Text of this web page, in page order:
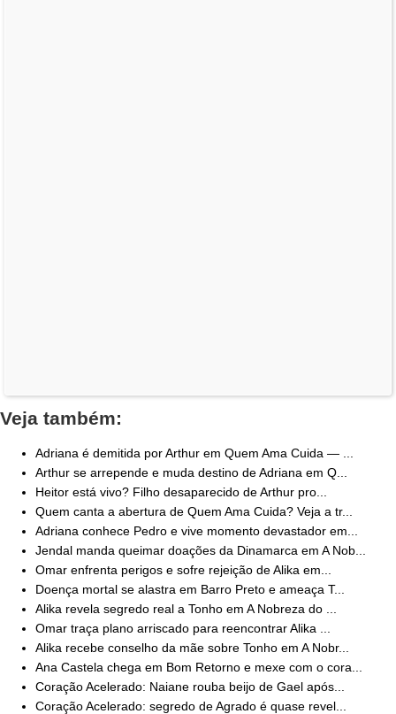
Veja também:
Adriana é demitida por Arthur em Quem Ama Cuida — ...
Arthur se arrepende e muda destino de Adriana em Q...
Heitor está vivo? Filho desaparecido de Arthur pro...
Quem canta a abertura de Quem Ama Cuida? Veja a tr...
Adriana conhece Pedro e vive momento devastador em...
Jendal manda queimar doações da Dinamarca em A Nob...
Omar enfrenta perigos e sofre rejeição de Alika em...
Doença mortal se alastra em Barro Preto e ameaça T...
Alika revela segredo real a Tonho em A Nobreza do ...
Omar traça plano arriscado para reencontrar Alika ...
Alika recebe conselho da mãe sobre Tonho em A Nobr...
Ana Castela chega em Bom Retorno e mexe com o cora...
Coração Acelerado: Naiane rouba beijo de Gael após...
Coração Acelerado: segredo de Agrado é quase revel...